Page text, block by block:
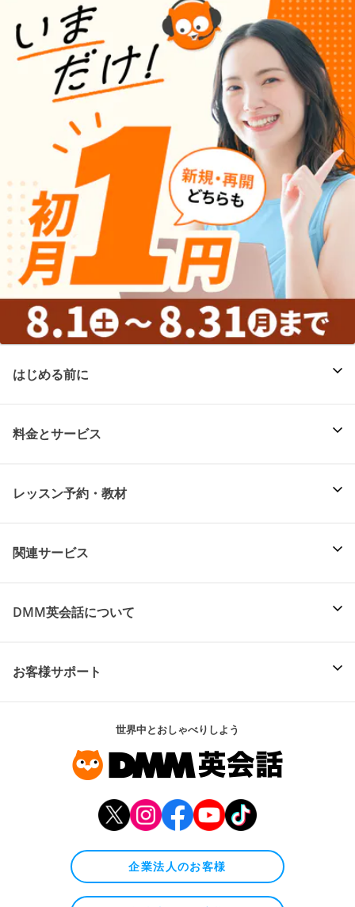
はじめる前に
料金とサービス
レッスン予約・教材
関連サービス
DMM英会話について
お客様サポート
世界中とおしゃべりしよう
企業法人のお客様